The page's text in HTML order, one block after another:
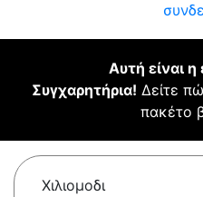
Αυτή είναι η
Συγχαρητήρια! Δείτε
πακέτο
Χιλιομοδι